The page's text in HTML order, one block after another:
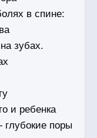
в спине:
зубах.
и ребенка
поры